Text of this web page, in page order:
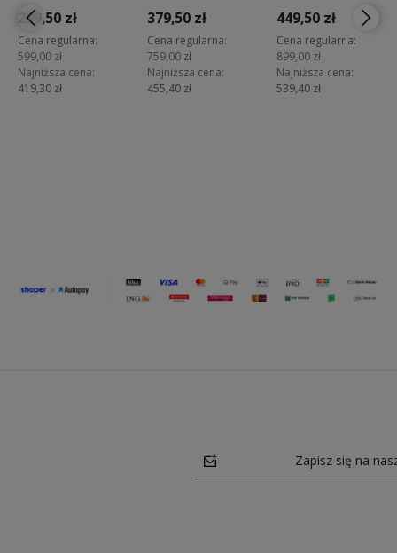
FAB12
299,50 zł
Cena regularna:
599,00 zł
Najniższa cena:
419,30 zł
379,50 zł
Cena regularna:
759,00 zł
Najniższa cena:
455,40 zł
449,50 zł
Cena regularna:
899,00 zł
Najniższa cena:
539,40 zł
Zapisz się na